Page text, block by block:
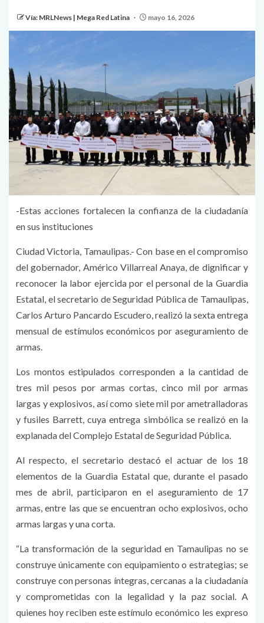
Vía: MRLNews | Mega Red Latina mayo 16, 2026
-Estas acciones fortalecen la confianza de la ciudadanía
en sus instituciones
Ciudad Victoria, Tamaulipas.- Con base en el compromiso
del gobernador, Américo Villarreal Anaya, de dignificar y
reconocer la labor ejercida por el personal de la Guardia
Estatal, el secretario de Seguridad Pública de Tamaulipas,
Carlos Arturo Pancardo Escudero, realizó la sexta entrega
mensual de estímulos económicos por aseguramiento de
armas.
Los montos estipulados corresponden a la cantidad de
tres mil pesos por armas cortas, cinco mil por armas
largas y explosivos, así como siete mil por ametralladoras
y fusiles Barrett, cuya entrega simbólica se realizó en la
explanada del Complejo Estatal de Seguridad Pública.
Al respecto, el secretario destacó el actuar de los 18
elementos de la Guardia Estatal que, durante el pasado
mes de abril, participaron en el aseguramiento de 17
armas, entre las que se encuentran ocho explosivos, ocho
armas largas y una corta.
“La transformación de la seguridad en Tamaulipas no se
construye únicamente con equipamiento o estrategias; se
construye con personas íntegras, cercanas a la ciudadanía
y comprometidas con la legalidad y la paz social. A
quienes hoy reciben este estímulo económico les expreso